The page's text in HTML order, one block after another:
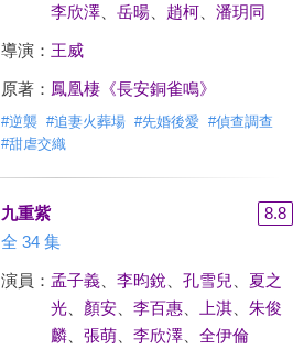
李欣澤、 岳暘、 趙柯、 潘玥同
導演： 王威
原著： 鳳凰棲《長安銅雀鳴》
#逆襲 #追妻火葬場 #先婚後愛 #偵查調查
#甜虐交織
九重紫
8.8
全 34 集
演員： 孟子義、 李昀銳 孔雪兒
夏之
光、 顏安、 李百惠、 上淇、 朱俊
麟、 張萌、 李欣澤、 全伊倫